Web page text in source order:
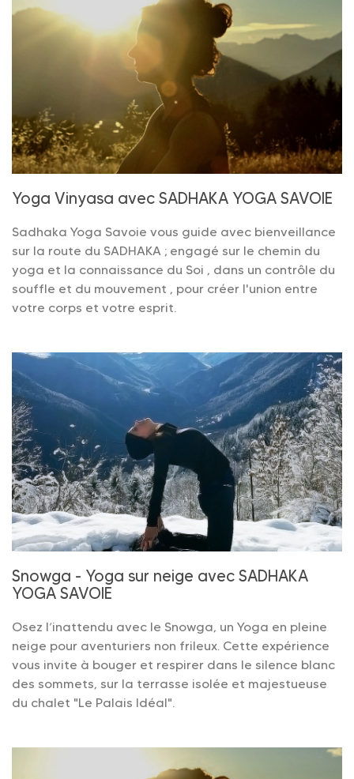
Yoga Vinyasa avec SADHAKA YOGA SAVOIE
Sadhaka Yoga Savoie vous guide avec bienveillance
sur la route du SADHAKA ; engagé sur le chemin du
yoga et la connaissance du Soi , dans un contrôle du
souffle et du mouvement , pour créer l'union entre
votre corps et votre esprit.
Snowga - Yoga sur neige avec SADHAKA
YOGA SAVOIE
Osez l’inattendu avec le Snowga, un Yoga en pleine
neige pour aventuriers non frileux. Cette expérience
vous invite à bouger et respirer dans le silence blanc
des sommets, sur la terrasse isolée et majestueuse
du chalet "Le Palais Idéal".